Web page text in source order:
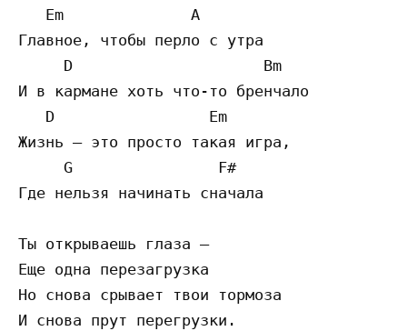
   Em              A
Главное, чтобы перло с утра
     D                     Bm
И в кармане хоть что-то бренчало
   D                 Em
Жизнь – это просто такая игра,
     G                F#
Где нельзя начинать сначала
Ты открываешь глаза –
Еще одна перезагрузка
Но снова срывает твои тормоза
И снова прут перегрузки.